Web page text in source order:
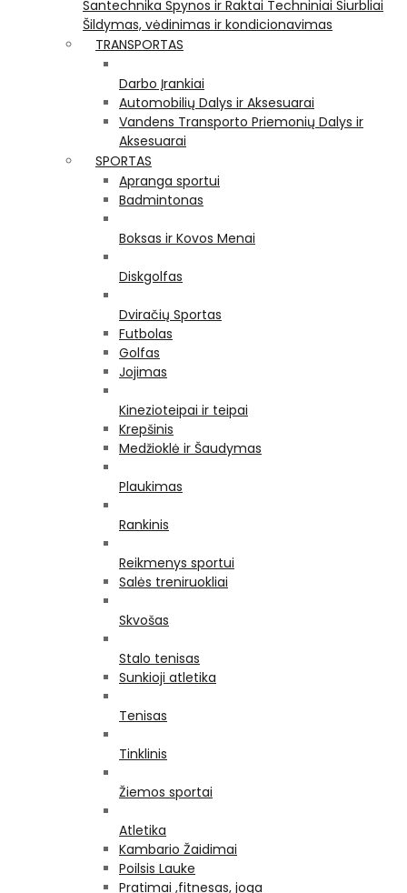
Santechnika Spynos ir Raktai Techniniai Siurbliai
Šildymas, vėdinimas ir kondicionavimas
TRANSPORTAS
Darbo Įrankiai
Automobilių Dalys ir Aksesuarai
Vandens Transporto Priemonių Dalys ir
Aksesuarai
SPORTAS
Apranga sportui
Badmintonas
Boksas ir Kovos Menai
Diskgolfas
Dviračių Sportas
Futbolas
Golfas
Jojimas
Kinezioteipai ir teipai
Krepšinis
Medžioklė ir Šaudymas
Plaukimas
Rankinis
Reikmenys sportui
Salės treniruokliai
Skvošas
Stalo tenisas
Sunkioji atletika
Tenisas
Tinklinis
Žiemos sportai
Atletika
Kambario Žaidimai
Poilsis Lauke
Pratimai ,fitnesas, joga